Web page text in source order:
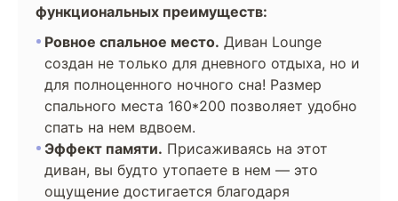
функциональных преимуществ:
Ровное спальное место. Диван Lounge
создан не только для дневного отдыха, но и
для полноценного ночного сна! Размер
спального места 160*200 позволяет удобно
спать на нем вдвоем.
Эффект памяти. Присаживаясь на этот
диван, вы будто утопаете в нем — это
ощущение достигается благодаря